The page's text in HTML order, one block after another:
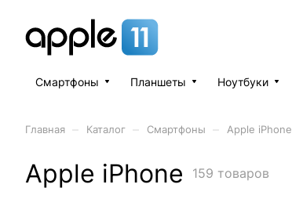
Смартфоны Планшеты Ноутбуки
Главная Каталог Смартфоны Apple iPhone
Apple iPhone 159 товаров